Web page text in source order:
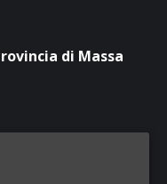
di Massa